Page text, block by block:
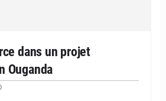
dans un projet
Ouganda